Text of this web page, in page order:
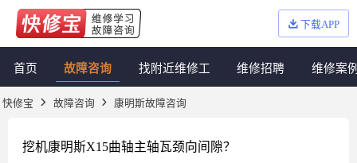
下载APP
首页 故障咨询 找附近维修工 维修招聘 维修案
快修宝 故障咨询 康明斯故障咨询
挖机康明斯X15曲轴主轴瓦颈向间隙？